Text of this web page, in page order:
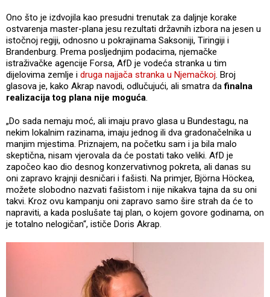
Ono što je izdvojila kao presudni trenutak za daljnje korake
ostvarenja master-plana jesu rezultati državnih izbora na jesen u
istočnoj regiji, odnosno u pokrajinama Saksoniji, Tiringiji i
Brandenburg. Prema posljednjim podacima, njemačke
istraživačke agencije Forsa, AfD je vodeća stranka u tim
dijelovima zemlje i druga najjača stranka u Njemačkoj . Broj
glasova je, kako Akrap navodi, odlučujući, ali smatra dafinalna
realizacija tog plana nije moguća
„Do sada nemaju moć, ali imaju pravo glasa u Bundestagu, na
nekim lokalnim razinama, imaju jednog ili dva gradonačelnika u
manjim mjestima. Priznajem, na početku sam i ja bila malo
skeptična, nisam vjerovala da će postati tako veliki. AfD je
započeo kao dio desnog konzervativnog pokreta, ali danas su
oni zapravo krajnji desničari i fašisti. Na primjer, Björna Höckea,
možete slobodno nazvati fašistom i nije nikakva tajna da su oni
takvi. Kroz ovu kampanju oni zapravo samo šire strah da će to
napraviti, a kada poslušate taj plan, o kojem govore godinama, on
je totalno nelogičan“, ističe Doris Akrap.